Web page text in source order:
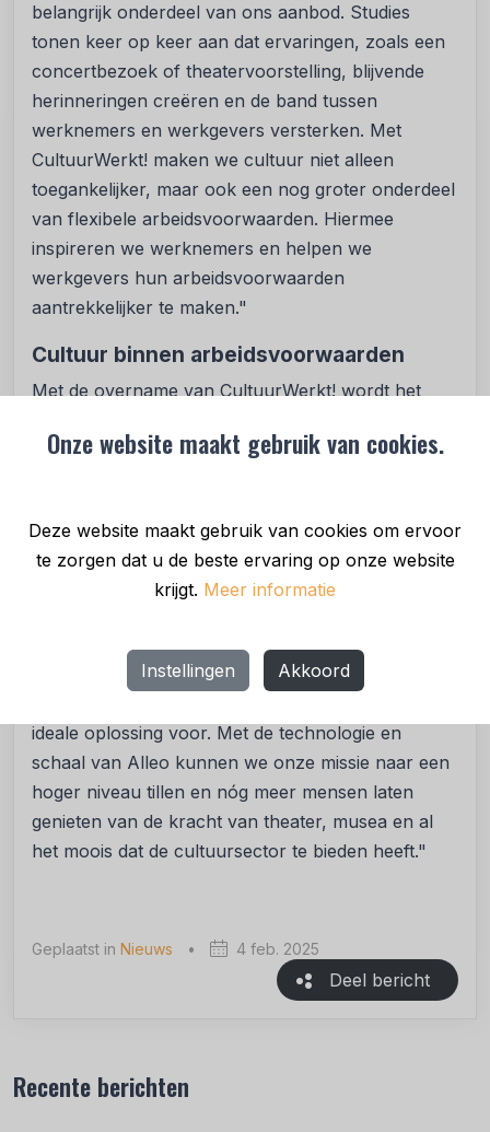
Onze website maakt gebruik van cookies.
Deze website maakt gebruik van cookies om ervoor
te zorgen dat u de beste ervaring op onze website
krijgt. Meer informatie
Instellingen Akkoord
belangrijk onderdeel van ons aanbod. Studies
tonen keer op keer aan dat ervaringen, zoals een
concertbezoek of theatervoorstelling, blijvende
herinneringen creëren en de band tussen
werknemers en werkgevers versterken. Met
CultuurWerkt! maken we cultuur niet alleen
toegankelijker, maar ook een nog groter onderdeel
van flexibele arbeidsvoorwaarden. Hiermee
inspireren we werknemers en helpen we
werkgevers hun arbeidsvoorwaarden
aantrekkelijker te maken."
Cultuur binnen arbeidsvoorwaarden
Met de overname van CultuurWerkt! wordt het
werknemers. Werkgevers en werknemers kunnen
scala aan culturele activiteiten aan toegevoegd,
van theater en concerten tot museumbezoeken.
zegt: "Werkgevers zoeken steeds vaker een
totaalpakket dat met hun HR-software
ideale oplossing voor. Met de technologie en
schaal van Alleo kunnen we onze missie naar een
hoger niveau tillen en nóg meer mensen laten
genieten van de kracht van theater, musea en al
het moois dat de cultuursector te bieden heeft."
Geplaatst in Nieuws • 4 feb. 2025
Deel bericht
Recente berichten